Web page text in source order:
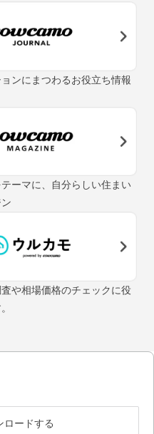
ンにまつわるお役立ち情報
ーマに、自分らしい住まい
や相場価格のチェックに役
ロードする